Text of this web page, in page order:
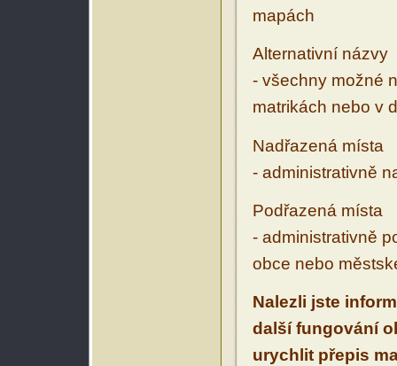
mapách
Alternativní názvy
- všechny možné
matrikách nebo v
Nadřazená místa
- administrativně
Podřazená místa
- administrativně
obce nebo
Nalezli jste
další fungování
urychlit přepis